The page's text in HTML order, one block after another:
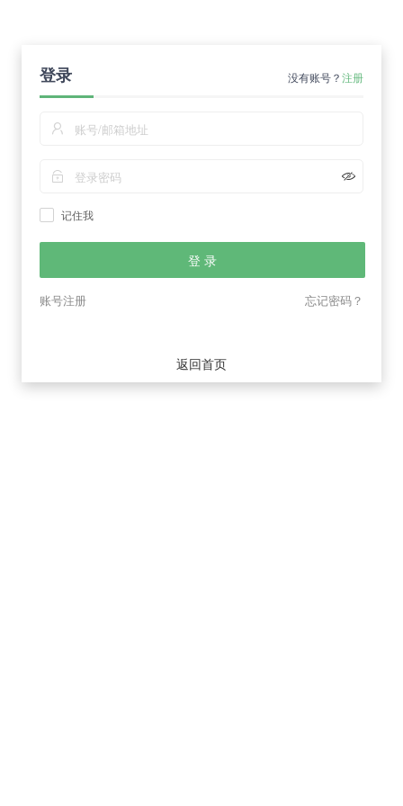
登录 没有账号？注册
记住我
登 录
账号注册 忘记密码？
返回首页